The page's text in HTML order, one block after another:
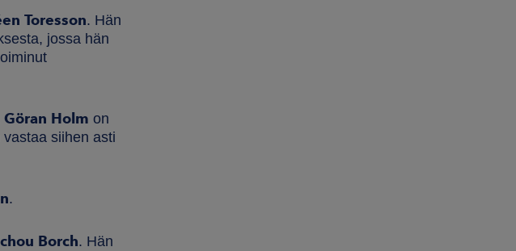
Toresson. Hän
jossa hän
Göran Holm on
siihen asti
.
Borch. Hän